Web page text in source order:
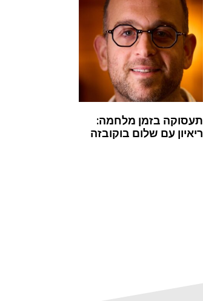
תעסוקה בזמן מלחמה:
ריאיון עם שלום בוקובזה